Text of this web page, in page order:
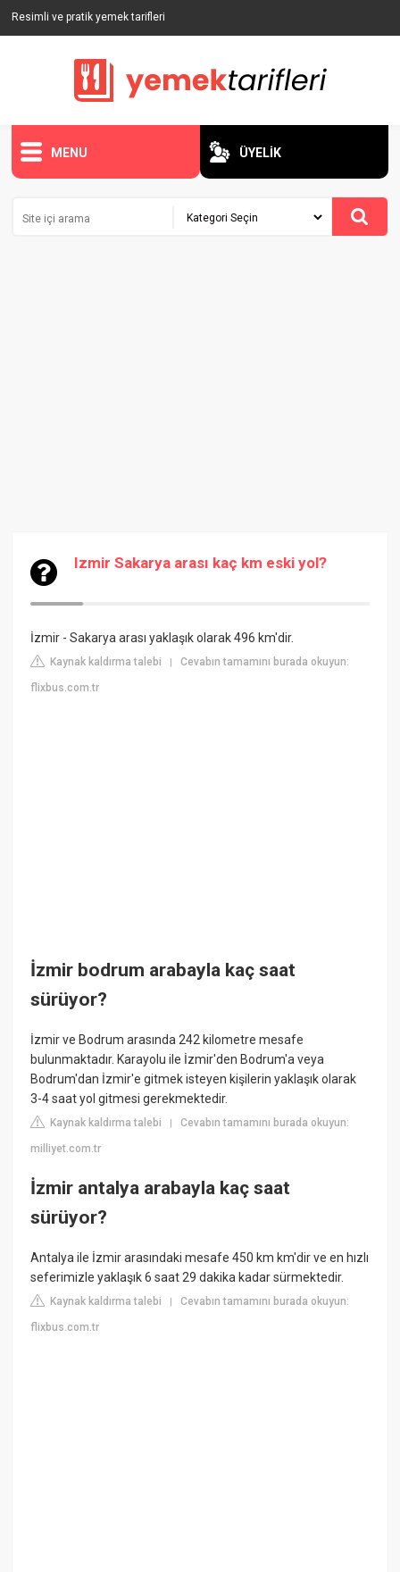
Resimli ve pratik yemek tarifleri
MENU ÜYELİK
Izmir Sakarya arası kaç km eski yol?
İzmir - Sakarya arası yaklaşık olarak 496 km'dir.
Kaynak kaldırma talebi |Cevabın tamamını burada okuyun:
flixbus.com.tr
İzmir bodrum arabayla kaç saat
sürüyor?
İzmir ve Bodrum arasında 242 kilometre mesafe
bulunmaktadır. Karayolu ile İzmir'den Bodrum'a veya
Bodrum'dan İzmir'e gitmek isteyen kişilerin yaklaşık olarak
3-4 saat yol gitmesi gerekmektedir.
Kaynak kaldırma talebi |Cevabın tamamını burada okuyun:
milliyet.com.tr
İzmir antalya arabayla kaç saat
sürüyor?
Antalya ile İzmir arasındaki mesafe 450 km km'dir ve en hızlı
seferimizle yaklaşık 6 saat 29 dakika kadar sürmektedir.
Kaynak kaldırma talebi |Cevabın tamamını burada okuyun:
flixbus.com.tr